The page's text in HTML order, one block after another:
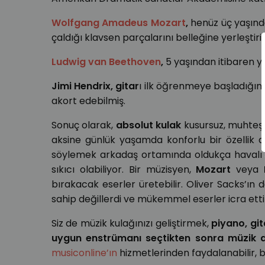
Wolfgang Amadeus Mozart,henüz üç
çaldığı klavsen parçalarını belleğine
Ludwig van Beethoven, 5 yaşından itibaren
Jimi Hendrix, gitarı ilk öğrenmeye
akort edebilmiş.
Sonuç olarak, absolut kulak kusursuz,
aksine günlük yaşamda konforlu bir özellik
söylemek arkadaş ortamında oldukça
sıkıcı olabiliyor. Bir müzisyen, Mozartveya
bırakacak eserler üretebilir. Oliver Sacks’ın
sahip değillerdi ve mükemmel eserler icra
Siz de müzik kulağınızı geliştirmek, piyano,
uygun enstrümanı seçtikten sonra müzik
musiconline’ın hizmetlerinden faydalanabilir,